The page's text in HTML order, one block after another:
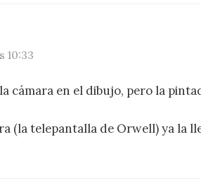
10:33
cámara en el dibujo, pero la
(la telepantalla de Orwell) ya la